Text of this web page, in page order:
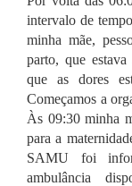
intervalo de
minha mãe,
parto, que
que as dores
Começamos a
Às 09:30 minha
para a
SAMU foi
ambulância